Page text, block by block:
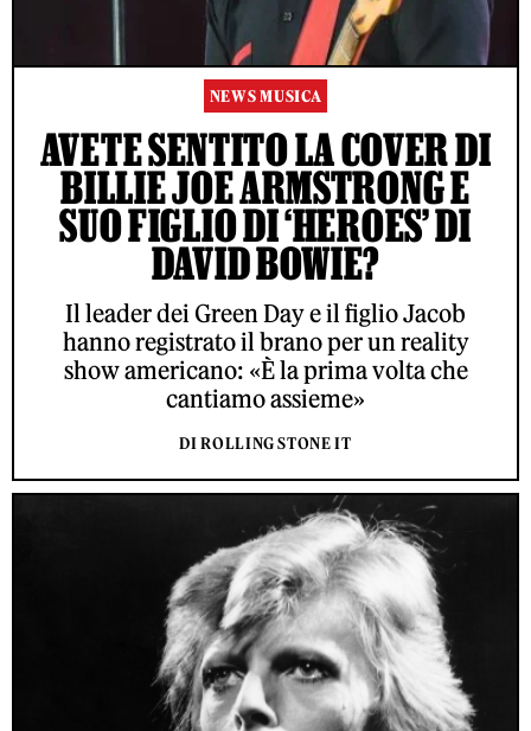
NEWS MUSICA
AVETE SENTITO LA COVER DI
BILLIE JOE ARMSTRONG E
SUO FIGLIO DI ‘HEROES’ DI
DAVID BOWIE?
Il leader dei Green Day e il figlio Jacob
hanno registrato il brano per un reality
show americano: «È la prima volta che
cantiamo assieme»
DI ROLLING STONE IT